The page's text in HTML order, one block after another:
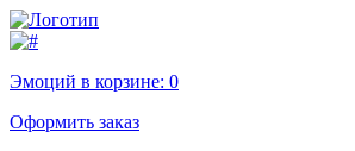
Эмоций в корзине: 0
Оформить заказ